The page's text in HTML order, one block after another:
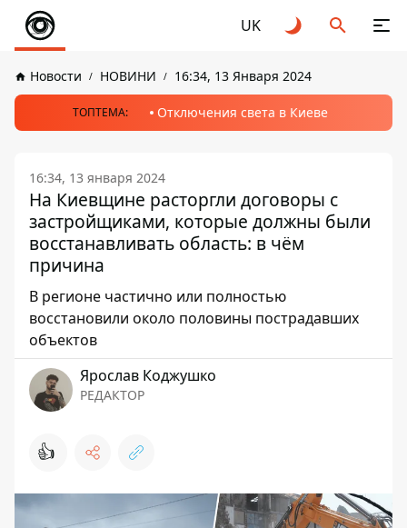
UK
Новости НОВИНИ 16:34, 13 Января 2024
ТОПТЕМА: Отключения света в Киеве
16:34, 13 января 2024
На Киевщине расторгли договоры с
застройщиками, которые должны были
восстанавливать область: в чём
причина
В регионе частично или полностью
восстановили около половины пострадавших
объектов
Ярослав Коджушко
РЕДАКТОР
👍